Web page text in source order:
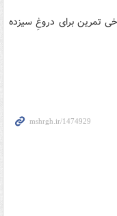
تمرین برای دروغِ سیزده